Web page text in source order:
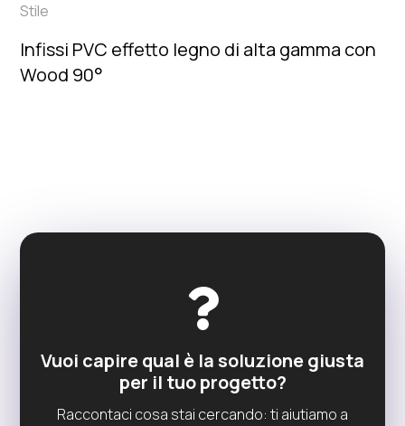
Stile
Infissi PVC effetto legno di alta gamma con
Wood 90°

Vuoi capire qual è la soluzione giusta
per il tuo progetto?
Raccontaci cosa stai cercando: ti aiutiamo a